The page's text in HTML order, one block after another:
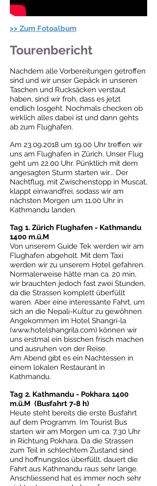
>> Zum Fotoalbum
Tourenbericht
Nachdem alle Vorbereitungen getroffen
sind und wir unser Gepäck in unseren
Taschen und Rucksäcken verstaut
haben, sind wir froh, dass es jetzt
endlich losgeht. Nochmals checken ob
wirklich alles dabei ist und dann gehts
ab zum Flughafen.
Am 23.09.2018 um 19.00 Uhr treffen wir
uns am Flughafen in Zürich. Unser Flug
geht um 22.00 Uhr. Pünktlich mit dem
angesagten Sturm starten wir... Der
Nachtflug, mit Zwischenstopp in Muscat,
klappt einwandfrei, sodass wir am
nächsten Morgen um 11.00 Uhr in
Kathmandu landen.
Tag 1. Zürich Flughafen - Kathmandu
1400 m.ü.M
Von unserem Guide Tek werden wir am
Flughafen abgeholt. Mit dem Taxi
werden wir zu unserem Hotel gefahren.
Normalerweise hätte man ca. 20 min,
wir brauchten jedoch fast zwei Stunden,
da die Strassen komplett überfüllt
waren. Aber eine interessante Fahrt, um
sich an die Nepali-Kultur zu gewöhnen.
Angekommen im Hotel Shangri-la
(www.hotelshangrila.com) können wir
uns erstmal ein bisschen frisch machen
und ausruhen von der Reise.
Am Abend gibt es ein Nachtessen in
einem lokalen Restaurant in
Kathmandu.
Tag 2. Kathmandu - Pokhara 1400
m.ü.M (Busfahrt 7-8 h)
Heute steht bereits die erste Busfahrt
auf dem Programm. Im Tourist Bus
starten wir am Morgen um ca. 7.30 Uhr
in Richtung Pokhara. Da die Strassen
zum Teil in schlechtem Zustand sind
und hoffnungslos überfüllt, dauert die
Fahrt aus Kathmandu raus sehr lange.
Anschliessend hat es immer noch sehr